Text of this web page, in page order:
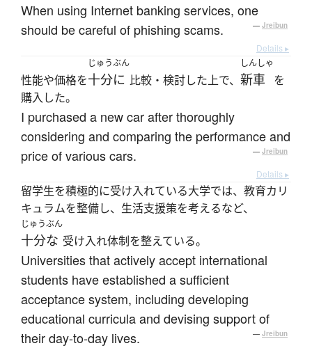
When using Internet banking services, one
should be careful of phishing scams.
— Jreibun
Details ▸
性能や価格を
じゅうぶん
十分に 比較・検討した上で、
しんしゃ
新車 を
購入した。
I purchased a new car after thoroughly
considering and comparing the performance and
price of various cars.
— Jreibun
Details ▸
留学生を積極的に受け入れている大学では、教育カリ
キュラムを整備し、生活支援策を考えるなど、
じゅうぶん
十分な 受け入れ体制を整えている。
Universities that actively accept international
students have established a sufficient
acceptance system, including developing
educational curricula and devising support of
their day-to-day lives.
— Jreibun